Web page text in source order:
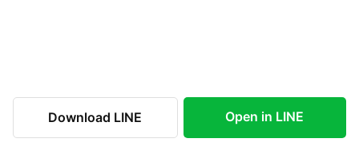
Download LINE Open in LINE